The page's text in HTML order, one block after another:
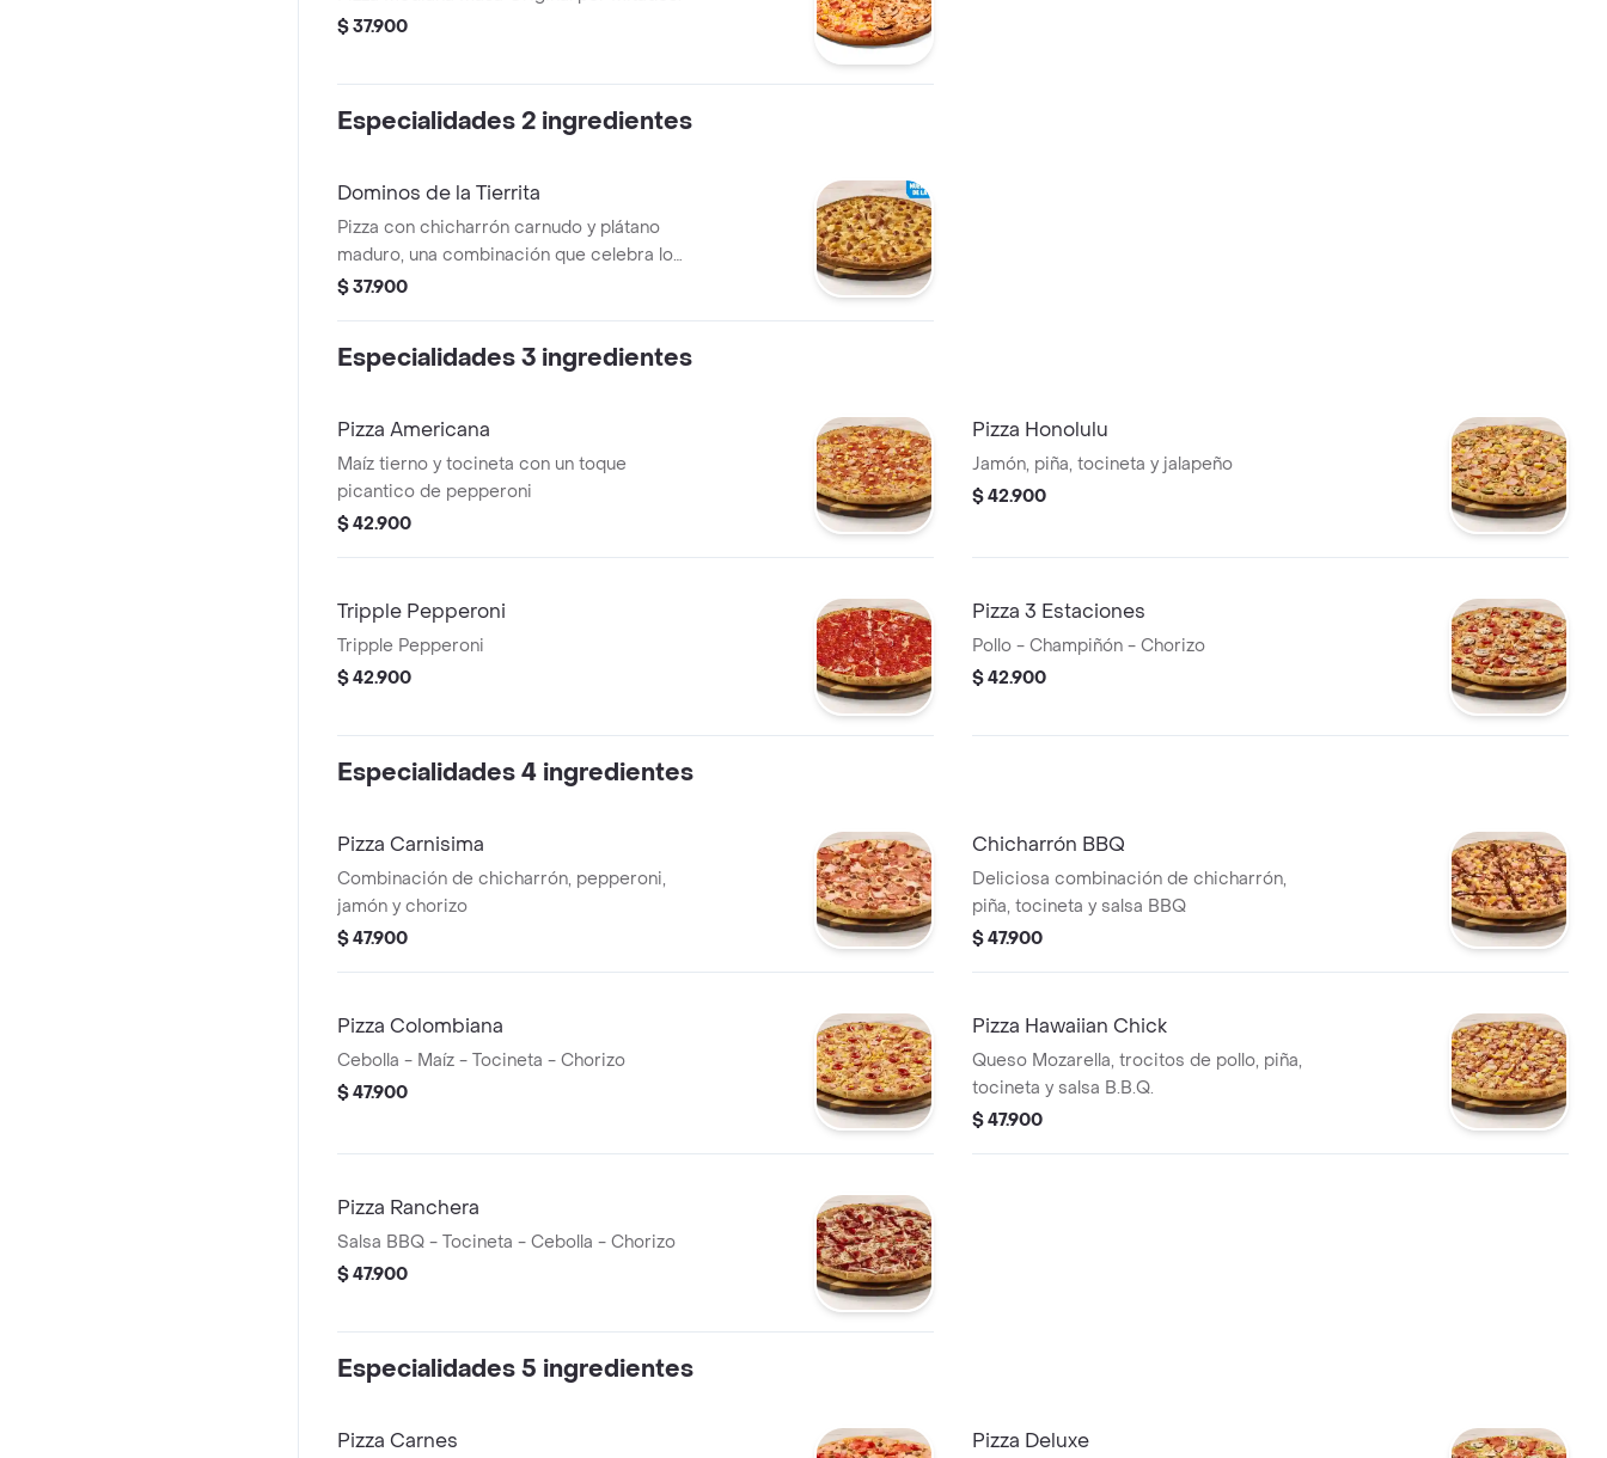
$ 37.900
Especialidades 2 ingredientes
Dominos de la Tierrita
Pizza con chicharrón carnudo y plátano
maduro, una combinación que celebra los
sabores de Colombia en cada bocado
$ 37.900
Especialidades 3 ingredientes
Pizza Americana
Maíz tierno y tocineta con un toque
picantico de pepperoni
$ 42.900
Pizza Honolulu
Jamón, piña, tocineta y jalapeño
$ 42.900
Tripple Pepperoni
Tripple Pepperoni
$ 42.900
Pizza 3 Estaciones
Pollo - Champiñón - Chorizo
$ 42.900
Especialidades 4 ingredientes
Pizza Carnisima
Combinación de chicharrón, pepperoni,
jamón y chorizo
$ 47.900
Chicharrón BBQ
Deliciosa combinación de chicharrón,
piña, tocineta y salsa BBQ
$ 47.900
Pizza Colombiana
Cebolla - Maíz - Tocineta - Chorizo
$ 47.900
Pizza Hawaiian Chick
Queso Mozarella, trocitos de pollo, piña,
tocineta y salsa B.B.Q.
$ 47.900
Pizza Ranchera
Salsa BBQ - Tocineta - Cebolla - Chorizo
$ 47.900
Especialidades 5 ingredientes
Pizza Carnes Pizza Deluxe